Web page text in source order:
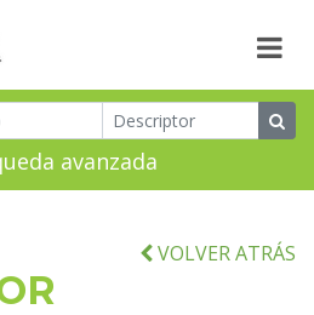
avanzada
VOLVER ATRÁS